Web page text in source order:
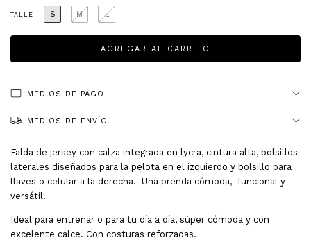
TALLE S M L
MEDIOS DE PAGO
MEDIOS DE ENVÍO
Falda de jersey con calza integrada en lycra, cintura alta, bolsillos
laterales diseñados para la pelota en el izquierdo y bolsillo para
llaves o celular a la derecha. Una prenda cómoda, funcional y
versátil.
Ideal para entrenar o para tu día a día, súper cómoda y con
excelente calce. Con costuras reforzadas.